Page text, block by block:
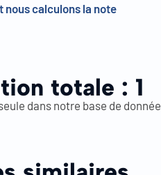
nous calculons la note
totale : 1
dans notre base de donnée